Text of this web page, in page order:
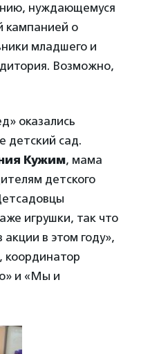
нуждающемуся
кампанией о
младшего и
Возможно,
оказались
детский сад.
Кужим, мама
детского
игрушки, так что
в этом году»,
, координатор
и «Мы и